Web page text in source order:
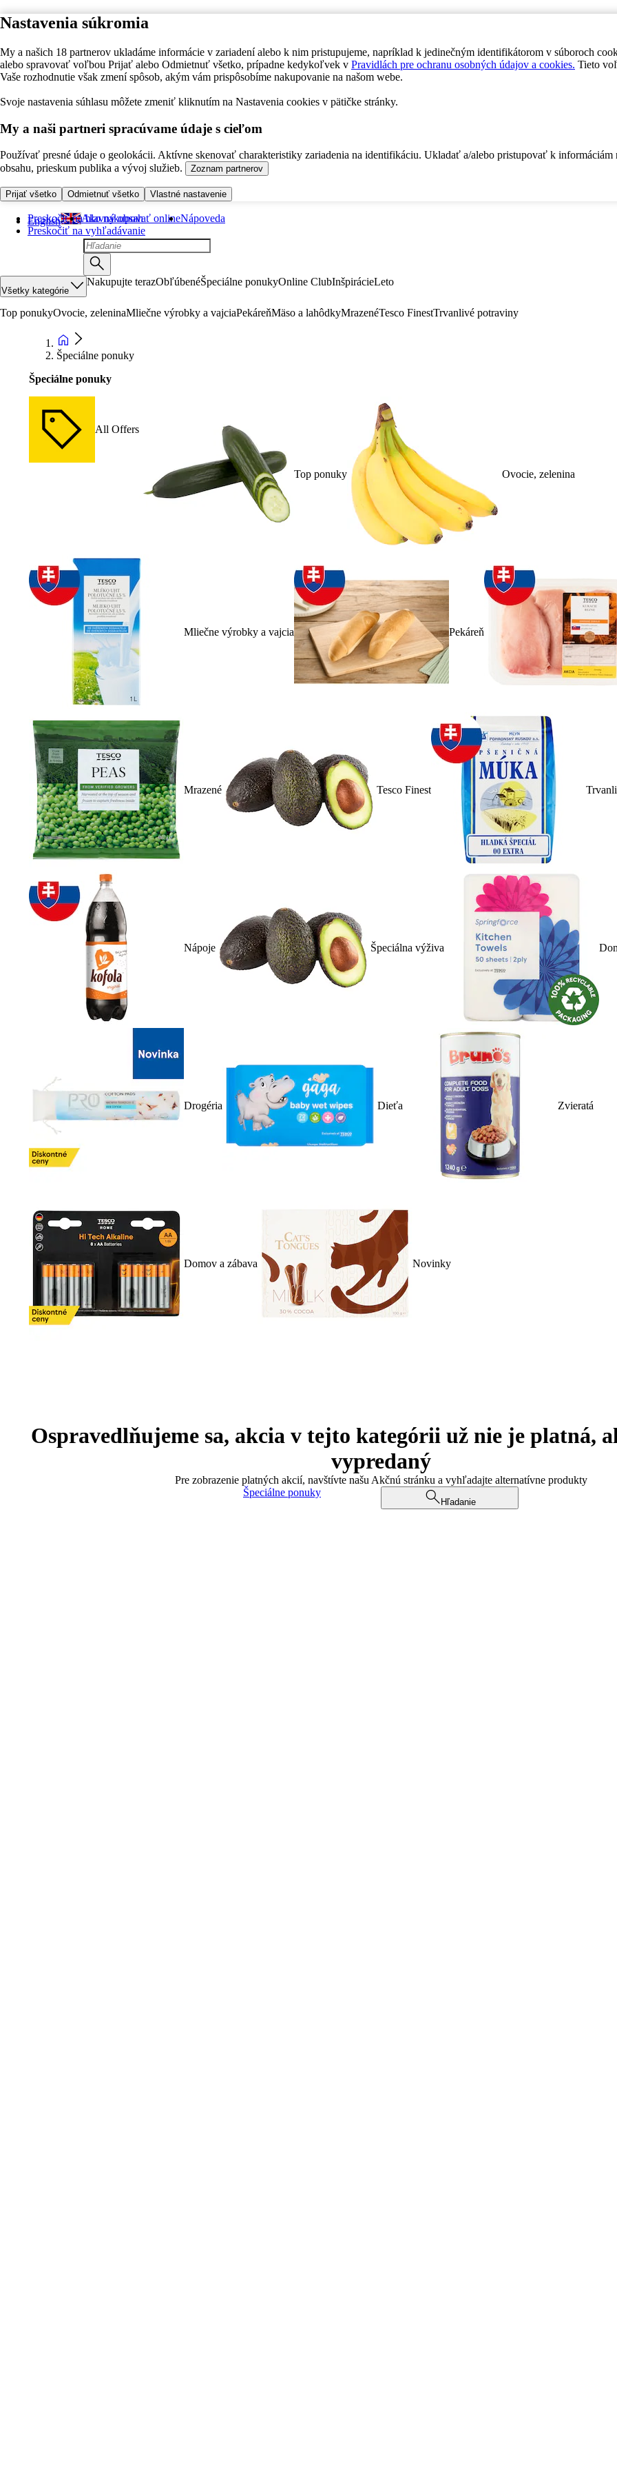
Nastavenia súkromia
My a našich 18 partnerov ukladáme informácie v zariadení alebo k nim pristupujeme, napríklad k jedinečným identifikátorom v súboroch
alebo spravovať voľbou Prijať alebo Odmietnuť všetko, prípadne kedykoľvek v Pravidlách pre ochranu osobných údajov a cookies. Tieto
Vaše rozhodnutie však zmení spôsob, akým vám prispôsobíme nakupovanie na našom webe.
Svoje nastavenia súhlasu môžete zmeniť kliknutím na Nastavenia cookies v pätičke stránky.
My a naši partneri spracúvame údaje s cieľom
Používať presné údaje o geolokácii. Aktívne skenovať charakteristiky zariadenia na identifikáciu. Ukladať a/alebo pristupovať k informáciám
obsahu, prieskum publika a vývoj služieb.
Zoznam partnerov
Prijať všetko Odmietnuť všetko Vlastné nastavenie
Preskočiť na hlavný obsah
Preskočiť na vyhľadávanie
English Ako nakupovať onlineNápoveda
Všetky kategórie
Nakupujte terazObľúbenéŠpeciálne ponukyOnline ClubInšpirácieLeto
Top ponukyOvocie, zeleninaMliečne výrobky a vajciaPekáreňMäso a lahôdkyMrazenéTesco FinestTrvanlivé potraviny
Špeciálne ponuky
Špeciálne ponuky
All Offers
Top ponuky Ovocie, zelenina
Mliečne výrobky a vajcia Pekáreň
Mrazené Tesco Finest
Nápoje Špeciálna výživa
Drogéria Dieťa Zvieratá
Domov a zábava Novinky
Ospravedlňujeme sa, akcia v tejto kategórii už nie je platná,
vypredaný
Pre zobrazenie platných akcií, navštívte našu Akčnú stránku a vyhľadajte alternatívne produkty
Špeciálne ponuky
Hľadanie